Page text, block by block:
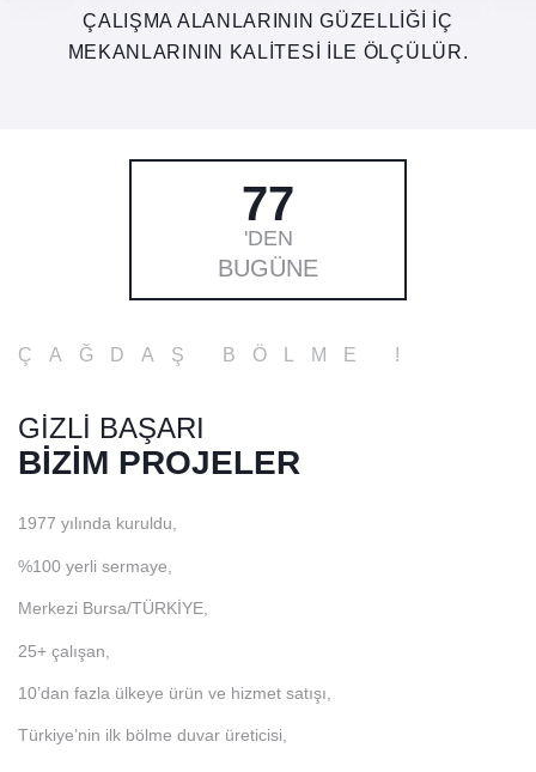
ÇALIŞMA ALANLARININ GÜZELLIĞI IÇ
MEKANLARININ KALITESI ILE ÖLÇÜLÜR.
77
'DEN
BUGÜNE
ÇAĞDAŞ BÖLME !
GİZLİ BAŞARI
BİZİM PROJELER
1977 yılında kuruldu,
%100 yerli sermaye,
Merkezi Bursa/TÜRKİYE,
25+ çalışan,
10’dan fazla ülkeye ürün ve hizmet satışı,
Türkiye’nin ilk bölme duvar üreticisi,